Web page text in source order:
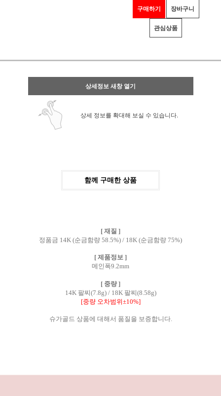
구매하기 장바구니
관심상품
상세정보 새창 열기
상세 정보를 확대해 보실 수 있습니다.
함께 구매한 상품
[ 재질 ]
정품금 14K (순금함량 58.5%) / 18K (순금함량 75%)
[ 제품정보 ]
메인폭9.2mm
[ 중량 ]
14K 팔찌(7.8g) / 18K 팔찌(8.58g)
[중량 오차범위±10%]
슈가골드 상품에 대해서 품질을 보증합니다.